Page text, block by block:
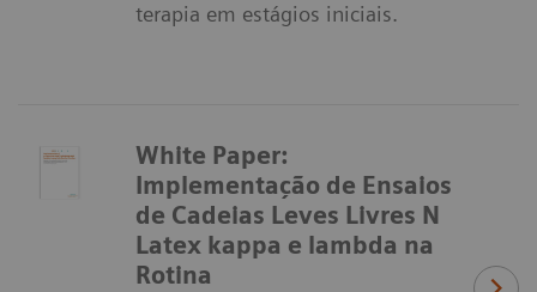
terapia em estágios iniciais.
White Paper:
Implementação de Ensaios
de Cadeias Leves Livres N
Latex kappa e lambda na
Rotina